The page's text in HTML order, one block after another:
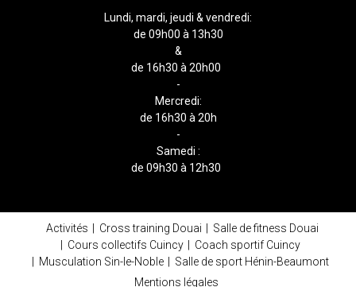
Lundi, mardi, jeudi & vendredi:
de 09h00 à 13h30
&
de 16h30 à 20h00
-
Mercredi:
de 16h30 à 20h
-
Samedi :
de 09h30 à 12h30
Activités Cross training Douai
Salle de fitness Douai
Cours collectifs Cuincy
Coach sportif Cuincy
Musculation Sin-le-Noble
Salle de sport Hénin-Beaumont
Mentions légales